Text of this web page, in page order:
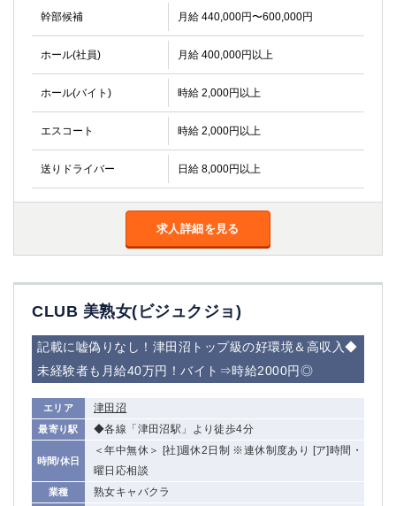
幹部候補 月給 440,000円〜600,000円
ホール(社員) 月給 400,000円以上
ホール(バイト) 時給 2,000円以上
エスコート 時給 2,000円以上
送りドライバー 日給 8,000円以上
求人詳細を見る
CLUB 美熟女(ビジュクジョ)
記載に嘘偽りなし！津田沼トップ級の好環境＆高収入◆
未経験者も月給40万円！バイト⇒時給2000円◎
エリア 津田沼
最寄り駅 ◆各線「津田沼駅」より徒歩4分
時間/休日
＜年中無休＞ [社]週休2日制 ※連休制度あり [ア]時間・
曜日応相談
業種 熟女キャバクラ
高崎 館林
0